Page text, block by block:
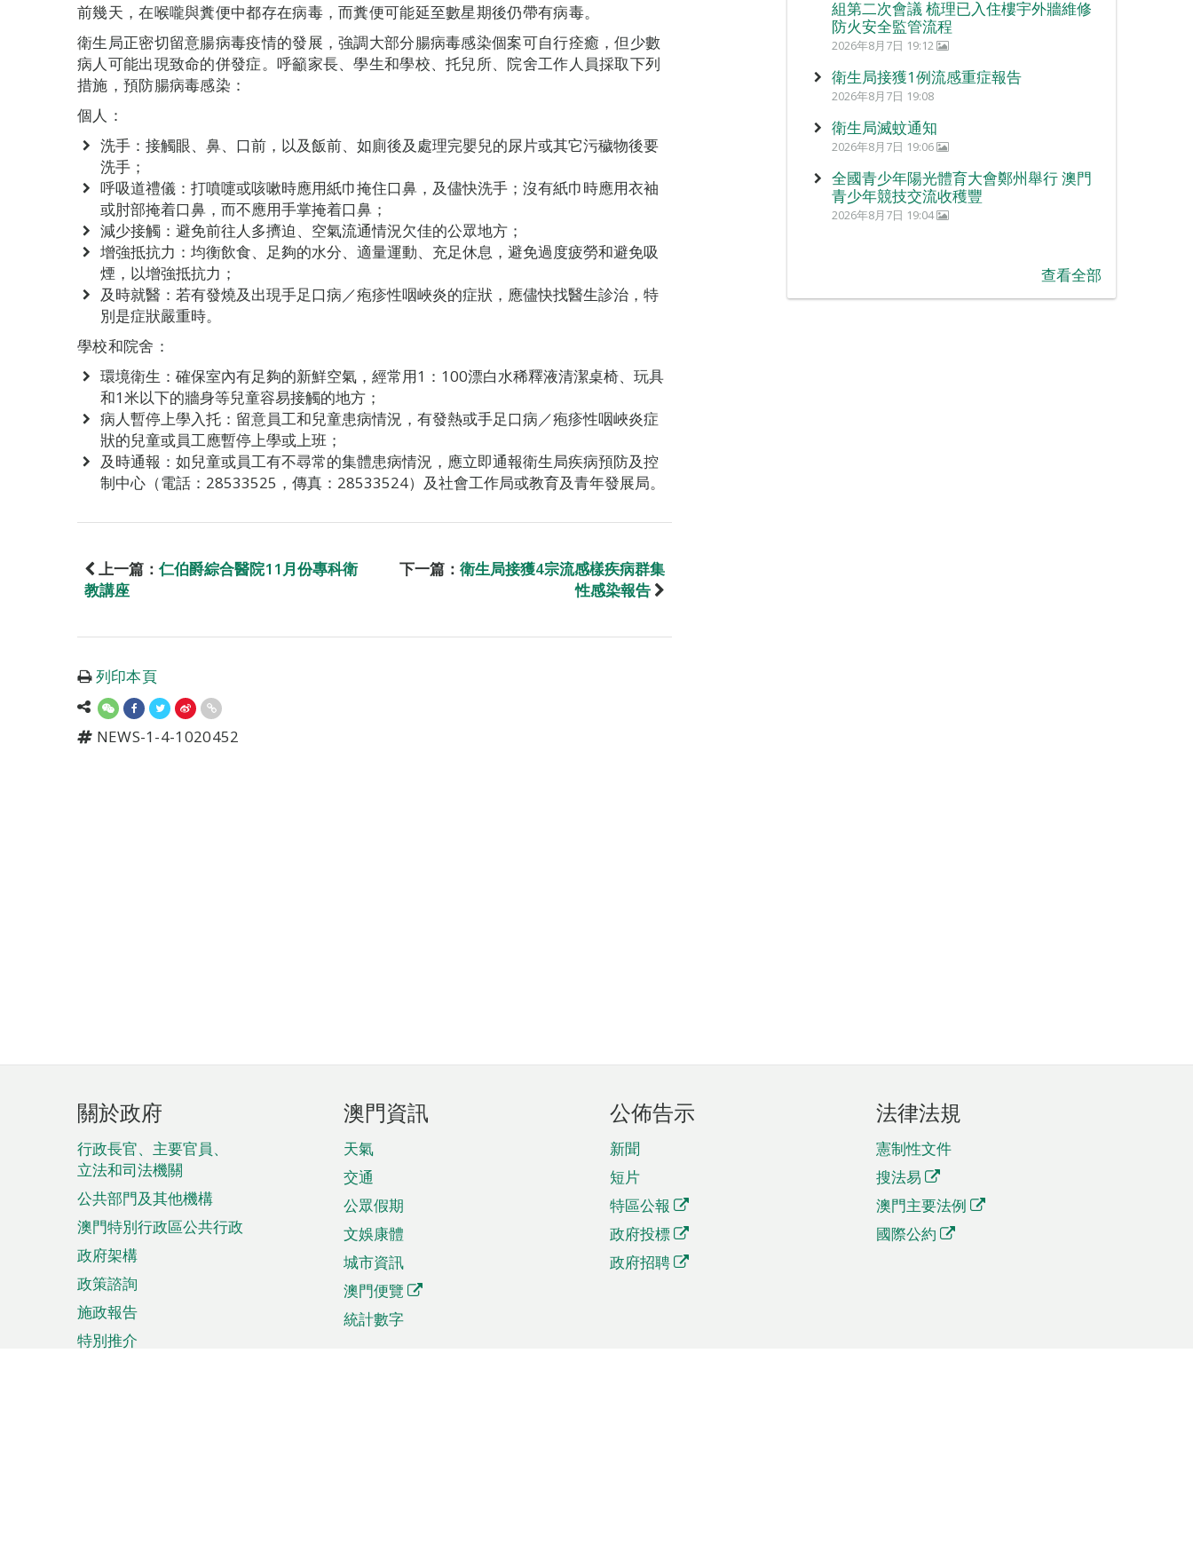
前幾天，在喉嚨與糞便中都存在病毒，而糞便可能延至數星期後仍帶有病毒。
衛生局正密切留意腸病毒疫情的發展，強調大部分腸病毒感染個案可自行痊癒，但少數
病人可能出現致命的併發症。呼籲家長、學生和學校、托兒所、院舍工作人員採取下列
措施，預防腸病毒感染：
個人：
洗手：接觸眼、鼻、口前，以及飯前、如廁後及處理完嬰兒的尿片或其它污穢物後要
洗手；
呼吸道禮儀：打噴嚏或咳嗽時應用紙巾掩住口鼻，及儘快洗手；沒有紙巾時應用衣袖
或肘部掩着口鼻，而不應用手掌掩着口鼻；
減少接觸：避免前往人多擠迫、空氣流通情況欠佳的公眾地方；
增強抵抗力：均衡飲食、足夠的水分、適量運動、充足休息，避免過度疲勞和避免吸
煙，以增強抵抗力；
及時就醫：若有發燒及出現手足口病／疱疹性咽峽炎的症狀，應儘快找醫生診治，特
別是症狀嚴重時。
學校和院舍：
環境衛生：確保室內有足夠的新鮮空氣，經常用1：100漂白水稀釋液清潔桌椅、玩具
和1米以下的牆身等兒童容易接觸的地方；
病人暫停上學入托：留意員工和兒童患病情況，有發熱或手足口病／疱疹性咽峽炎症
狀的兒童或員工應暫停上學或上班；
及時通報：如兒童或員工有不尋常的集體患病情況，應立即通報衛生局疾病預防及控
制中心（電話：28533525，傳真：28533524）及社會工作局或教育及青年發展局。
上一篇：仁伯爵綜合醫院11月份專科衛
教講座
下一篇： 衛生局接獲4宗流感樣疾病群集
性感染報告
列印本頁
NEWS-1-4-1020452
組第二次會議 梳理已入住樓宇外牆維修
防火安全監管流程
2026年8月7日 19:12
衛生局接獲1例流感重症報告
2026年8月7日 19:08
衛生局滅蚊通知
2026年8月7日 19:06
全國青少年陽光體育大會鄭州舉行 澳門
青少年競技交流收穫豐
2026年8月7日 19:04
查看全部
頁
腳
菜
單
關於政府
行政長官、主要官員、
立法和司法機關
公共部門及其他機構
澳門特別行政區公共行政
政府架構
政策諮詢
施政報告
特別推介
澳門資訊
天氣
交通
公眾假期
文娛康體
城市資訊
澳門便覽
統計數字
公佈告示
新聞
短片
特區公報
政府投標
政府招聘
法律法規
憲制性文件
搜法易
澳門主要法例
國際公約